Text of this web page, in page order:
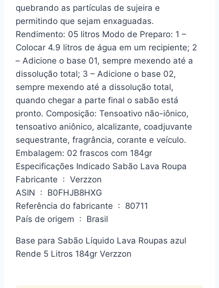
quebrando as partículas de sujeira e
permitindo que sejam enxaguadas.
Rendimento: 05 litros Modo de Preparo: 1 –
Colocar 4.9 litros de água em um recipiente; 2
– Adicione o base 01, sempre mexendo até a
dissolução total; 3 – Adicione o base 02,
sempre mexendo até a dissolução total,
quando chegar a parte final o sabão está
pronto. Composição: Tensoativo não-iônico,
tensoativo aniônico, alcalizante, coadjuvante
sequestrante, fragrância, corante e veículo.
Embalagem: 02 frascos com 184gr
Especificações Indicado Sabão Lava Roupa
Fabricante ‏ : ‎ Verzzon
ASIN ‏ : ‎ B0FHJB8HXG
Referência do fabricante ‏ : ‎ 80711
País de origem ‏ : ‎ Brasil
Base para Sabão Líquido Lava Roupas azul
Rende 5 Litros 184gr Verzzon